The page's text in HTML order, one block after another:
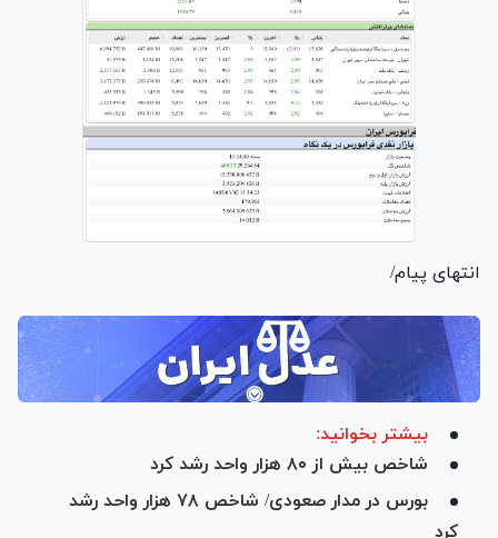
انتهای پیام/
بیشتر بخوانید:
شاخص بیش از ۸۰ هزار واحد رشد کرد
بورس در مدار صعودی/ شاخص ۷۸ هزار واحد رشد
کرد